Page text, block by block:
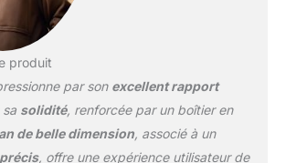
prêt à l'emploi : Grâce à
vous pouvez maîtriser en
toute sécurité les
situations les plus
difficiles. Réticule
produit
par son excellent rapport
solidité, renforcée par un boîtier en
de belle dimension, associé à un
, offre une expérience utilisateur de